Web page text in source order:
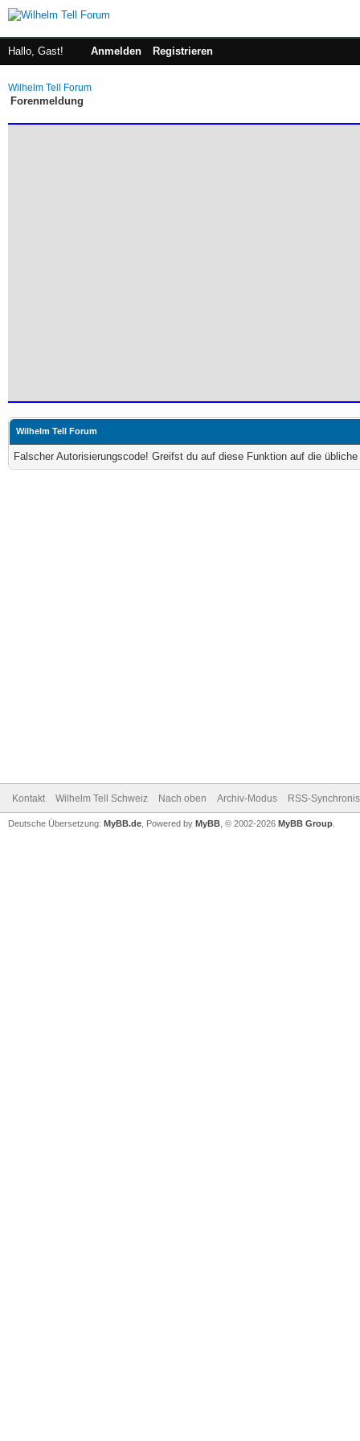
Hallo, Gast! Anmelden Registrieren
Wilhelm Tell Forum
Forenmeldung
Wilhelm Tell Forum
Falscher Autorisierungscode! Greifst du auf diese Funktion auf die
Kontakt Wilhelm Tell Schweiz Nach oben Archiv-Modus RSS-
Deutsche Übersetzung: MyBB.de , Powered by MyBB , © 2002-2026 MyBB Group